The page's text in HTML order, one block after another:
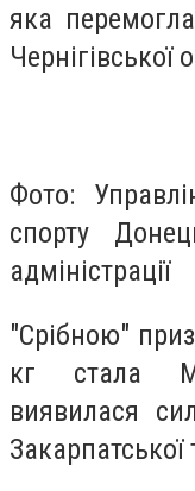
яка
Чернігівської
Фото:
спорту
адміністрації
"Срібною"
кг стала
виявилася
Закарпатської